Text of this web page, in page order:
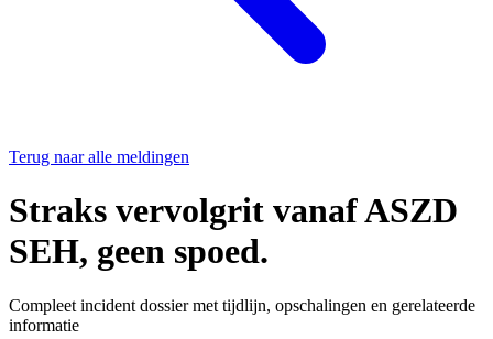
Terug naar alle meldingen
Straks vervolgrit vanaf ASZD
SEH, geen spoed.
Compleet incident dossier met tijdlijn, opschalingen en gerelateerde
informatie